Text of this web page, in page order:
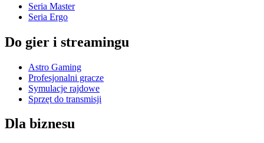
Seria Master
Seria Ergo
Do gier i streamingu
Astro Gaming
Profesjonalni gracze
Symulacje rajdowe
Sprzęt do transmisji
Dla biznesu